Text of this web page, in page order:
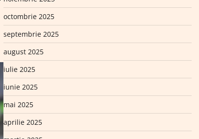
octombrie 2025
septembrie 2025
august 2025
iulie 2025
iunie 2025
mai 2025
aprilie 2025